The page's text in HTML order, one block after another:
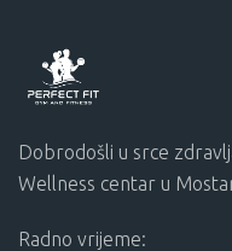
Dobrodošli u srce
Wellness centar u
Radno vrijeme: